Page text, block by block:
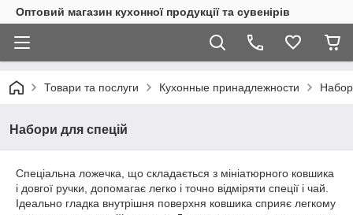
Оптовий магазин кухонної продукції та сувенірів
Товари та послуги Кухонные принадлежности
Набори для спецій
Спеціальна ложечка, що складається з мініатюрного ковшика
і довгої ручки, допомагає легко і точно відміряти спеції і чай.
Ідеально гладка внутрішня поверхня ковшика сприяє легкому